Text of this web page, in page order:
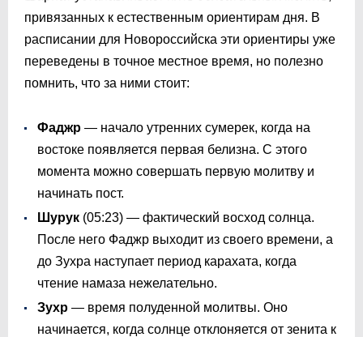
привязанных к естественным ориентирам дня. В
расписании для Новороссийска эти ориентиры уже
переведены в точное местное время, но полезно
помнить, что за ними стоит:
Фаджр — начало утренних сумерек, когда на
востоке появляется первая белизна. С этого
момента можно совершать первую молитву и
начинать пост.
Шурук (05:23) — фактический восход солнца.
После него Фаджр выходит из своего времени, а
до Зухра наступает период карахата, когда
чтение намаза нежелательно.
Зухр — время полуденной молитвы. Оно
начинается, когда солнце отклоняется от зенита к